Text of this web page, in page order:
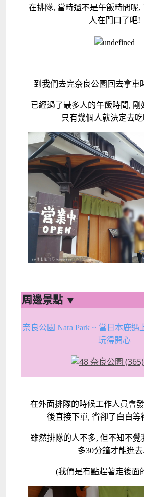
在排隊, 當時還不是午飯時間呢,
人在門口了吧!
到我們去完奈良公園回去拿車
已經過了最多人的午飯時間, 剛
只有幾個人就決定去吃
周邊景點 ▼
奈良公園 Nara Park ~ 當日本鹿遇
玩得開心
在外面排隊的時候工作人員會
後直接下單, 省卻了白白等
雖然排隊的人不多, 但不知不覺
多30分鐘才能進去
(我們是有點趕著走後面